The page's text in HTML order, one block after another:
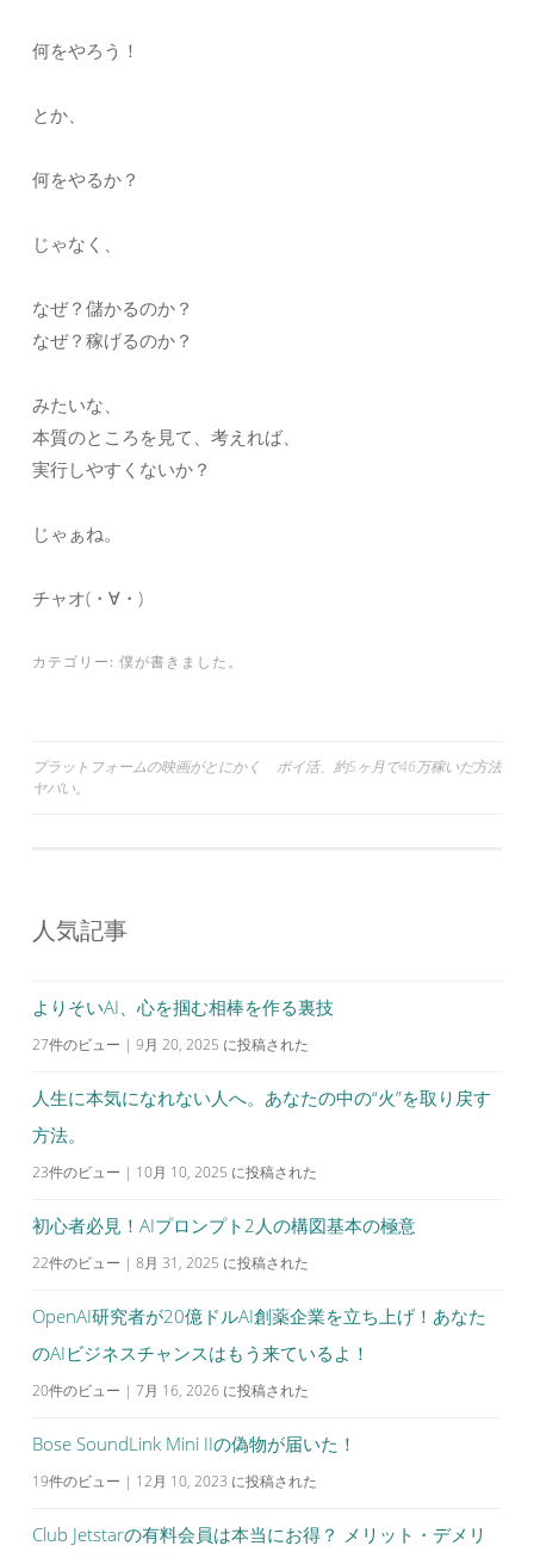
何をやろう！
とか、
何をやるか？
じゃなく、
なぜ？儲かるのか？
なぜ？稼げるのか？
みたいな、
本質のところを見て、考えれば、
実行しやすくないか？
じゃぁね。
チャオ(・∀・)
カテゴリー: 僕が書きました。
投
ゲ
ー
ョ
ン
プラットフォームの映画がとにかく
ヤバい。
ポイ活、約5ヶ月で46万稼いだ方法
人気記事
よりそいAI、心を掴む相棒を作る裏技
27件のビュー | 9月 20, 2025 に投稿された
人生に本気になれない人へ。あなたの中の“火”を取り戻す
方法。
23件のビュー | 10月 10, 2025 に投稿された
初心者必見！AIプロンプト2人の構図基本の極意
22件のビュー | 8月 31, 2025 に投稿された
OpenAI研究者が20億ドルAI創薬企業を立ち上げ！あなた
のAIビジネスチャンスはもう来ているよ！
20件のビュー | 7月 16, 2026 に投稿された
Bose SoundLink Mini IIの偽物が届いた！
19件のビュー | 12月 10, 2023 に投稿された
Club Jetstarの有料会員は本当にお得？ メリット・デメリ